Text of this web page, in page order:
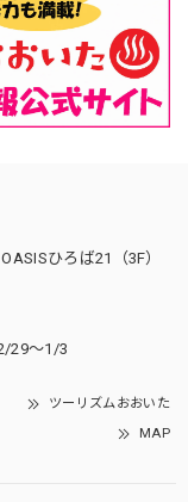
ひろば21（3F）
29～1/3
ツーリズムおおいた
MAP